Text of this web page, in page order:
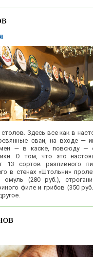
Здесь все как в
сваи, на входе —
— в каске, повсюду —
О том, что это
13 сортов разливного
в стенах «Штольни»
омуль (280 руб.),
филе и грибов (350